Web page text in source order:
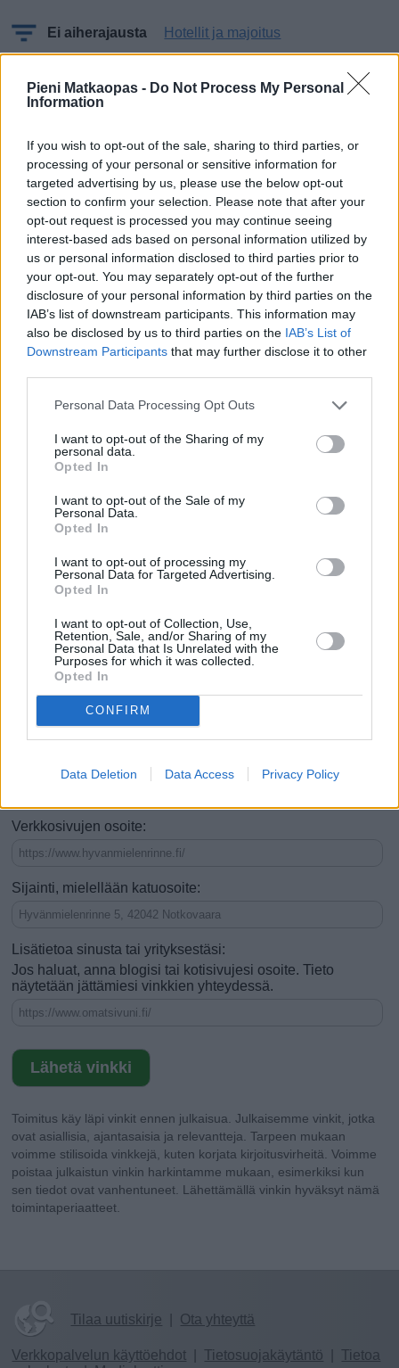
Pieni Matkaopas - Do Not Process My Personal
Information
If you wish to opt-out of the sale, sharing to third parties, or
processing of your personal or sensitive information for
targeted advertising by us, please use the below opt-out
section to confirm your selection. Please note that after your
opt-out request is processed you may continue seeing
interest-based ads based on personal information utilized by
us or personal information disclosed to third parties prior to
your opt-out. You may separately opt-out of the further
disclosure of your personal information by third parties on the
IAB’s list of downstream participants. This information may
also be disclosed by us to third parties on the IAB’s List of
Downstream Participants that may further disclose it to other
Personal Data Processing Opt Outs
I want to opt-out of the Sharing of my
personal data.
Opted In
I want to opt-out of the Sale of my
Personal Data.
Opted In
I want to opt-out of processing my
Personal Data for Targeted Advertising.
Opted In
I want to opt-out of Collection, Use,
Retention, Sale, and/or Sharing of my
Personal Data that Is Unrelated with the
Purposes for which it was collected.
Opted In
CONFIRM
Data Deletion Data Access Privacy Policy
Ei aiherajausta Hotellit ja majoitus
Mitä, ei vielä vinkkejä!?
Kerro oma matkavinkkisi
Lisää oma vinkkisi nähtävyydestä, kaupasta,
ruokapaikasta, tapahtumasta, ajanvietteestä – tai mistä
tahansa kokemisen arvoisesta tällä paikkakunnalla.
Autetaan toinen toisemme maan parhaiden paikkojen
äärelle.
Vinkin otsikko (esim. paikan nimi):
Valitse seuraavista vaihtoehdoista ne, jotka sopivat
Se on nähtävyys
Siellä voi ruokailla (esim. ravintola)
Voi tehdä ostoksia (esim. kauppa)
Voi yöpyä (esim. hotelli)
Hyvä lapsiperheille
Verkkosivujen osoite:
Sijainti, mielellään katuosoite:
Lisätietoa sinusta tai yrityksestäsi:
Jos haluat, anna blogisi tai kotisivujesi osoite. Tieto
näytetään jättämiesi vinkkien yhteydessä.
Toimitus käy läpi vinkit ennen julkaisua. Julkaisemme vinkit, jotka
ovat asiallisia, ajantasaisia ja relevantteja. Tarpeen mukaan
voimme stilisoida vinkkejä, kuten korjata kirjoitusvirheitä. Voimme
poistaa julkaistun vinkin harkintamme mukaan, esimerkiksi kun
sen tiedot ovat vanhentuneet. Lähettämällä vinkin hyväksyt nämä
toimintaperiaatteet.
Tilaa uutiskirje Ota yhteyttä
Verkkopalvelun käyttöehdot Tietosuojakäytäntö
Tietoa